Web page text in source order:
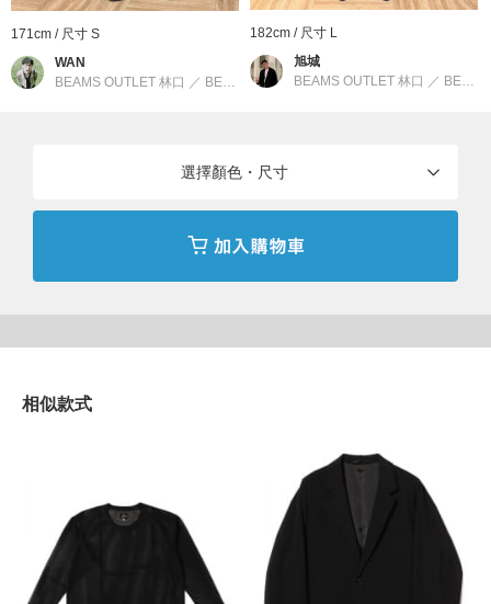
■材質
採用防潑水性出色且帶有彈性的輕薄合成纖維材質。重量輕盈，方
便攜行，可活躍於出差等場合。具備適度的挺度，保有西裝外套輪
釋追求日常中舒適的穿著。加入了各種世界趨勢流行元素，以運動
裝、工作裝、軍裝等休閒服飾為基礎，結合美式學院風、搖滾、街
» 聯絡我們
分類 西裝外套
171cm / 尺寸 S
WAN
BEAMS OUTLET 林口 ／ BEAMS
182cm / 尺寸 L
旭城
BEAMS OUTLET 林口 ／ BEAMS
選擇顏色・尺寸
相似款式